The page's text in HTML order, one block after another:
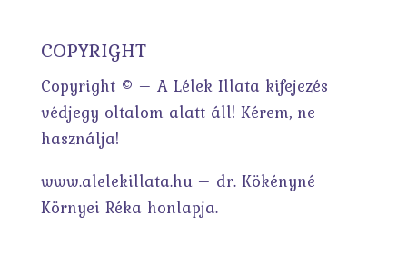
COPYRIGHT
Copyright © – A Lélek Illata kifejezés
védjegy oltalom alatt áll! Kérem, ne
használja!
www.alelekillata.hu – dr. Kökényné
Környei Réka honlapja.